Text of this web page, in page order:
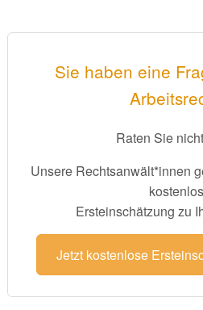
Sie haben eine
Raten Sie
Unsere Rechtsanwält*innen
Ersteinschätzung zu
Jetzt kostenlose